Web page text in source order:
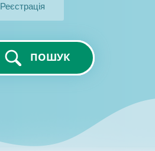
Реєстрація
ПОШУК